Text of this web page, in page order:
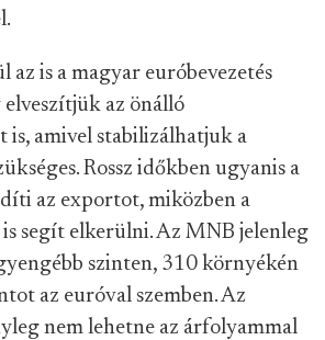
az is a magyar euróbevezetés
az önálló
amivel stabilizálhatjuk a
Rossz időkben ugyanis a
az exportot, miközben a
segít elkerülni. Az MNB jelenleg
szinten, 310 környékén
az euróval szemben. Az
nem lehetne az árfolyammal